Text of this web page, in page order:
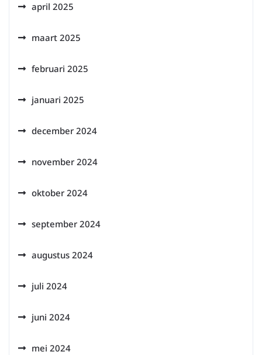
april 2025
maart 2025
februari 2025
januari 2025
december 2024
november 2024
oktober 2024
september 2024
augustus 2024
juli 2024
juni 2024
mei 2024